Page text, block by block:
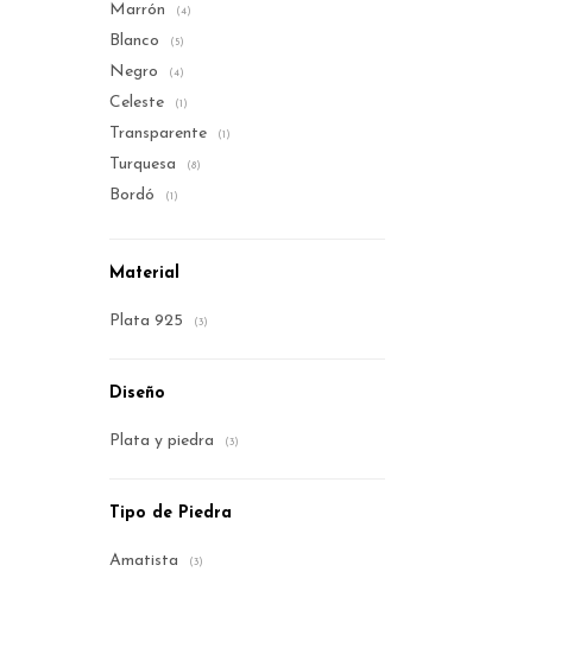
Marrón (4)
Blanco (5)
Negro (4)
Celeste (1)
Transparente (1)
Turquesa (8)
Bordó (1)
Material
Plata 925 (3)
Diseño
Plata y piedra (3)
Tipo de Piedra
Amatista (3)